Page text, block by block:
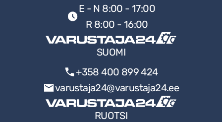
TARJOUKSET
UNCATEGORIZED @FI
BOSCH PÖLYNIMURI
BOSCH TYÖKALUT
E - N 8:00 - 17:00
R 8:00 - 16:00
SUOMI
+358 400 899 424
varustaja24@varustaja24.ee
RUOTSI